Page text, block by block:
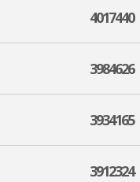
4017440
3984626
3934165
3912324